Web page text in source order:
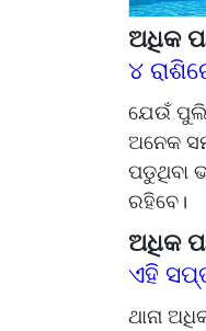
ଅଧିକ
୪
ଯେଉଁ
ଅନେକ
ପଡୁଥିବା
ରହିବେ।
ଅଧିକ
ଏହି
ଥାନା